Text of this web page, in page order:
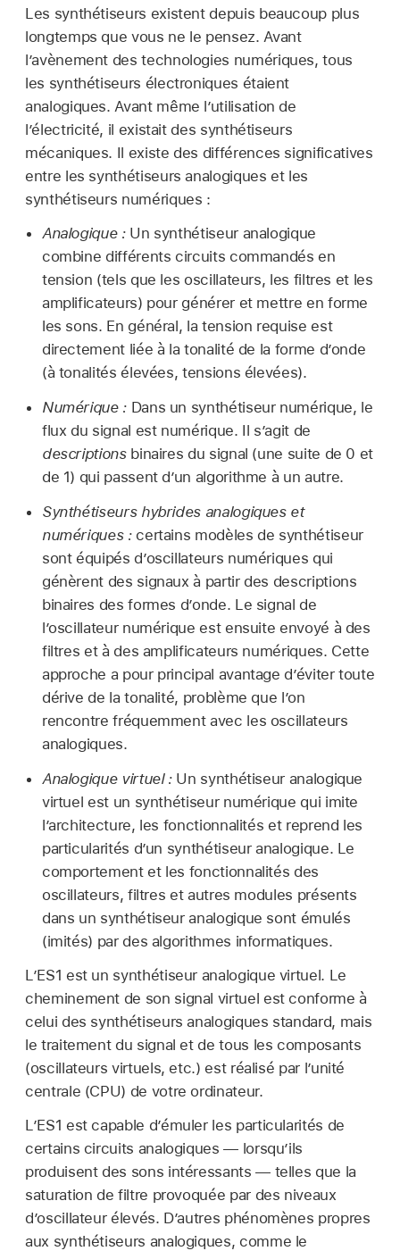
Les synthétiseurs existent depuis beaucoup plus
longtemps que vous ne le pensez. Avant
l’avènement des technologies numériques, tous
les synthétiseurs électroniques étaient
analogiques. Avant même l’utilisation de
l’électricité, il existait des synthétiseurs
mécaniques. Il existe des différences significatives
entre les synthétiseurs analogiques et les
synthétiseurs numériques :
Analogique :Un synthétiseur analogique
combine différents circuits commandés en
tension (tels que les oscillateurs, les filtres et les
amplificateurs) pour générer et mettre en forme
les sons. En général, la tension requise est
directement liée à la tonalité de la forme d’onde
(à tonalités élevées, tensions élevées).
Numérique :Dans un synthétiseur numérique, le
flux du signal est numérique. Il s’agit de
descriptionsbinaires du signal (une suite de 0 et
de 1) qui passent d’un algorithme à un autre.
Synthétiseurs hybrides analogiques et
numériques :certains modèles de synthétiseur
sont équipés d’oscillateurs numériques qui
génèrent des signaux à partir des descriptions
binaires des formes d’onde. Le signal de
l’oscillateur numérique est ensuite envoyé à des
filtres et à des amplificateurs numériques. Cette
approche a pour principal avantage d’éviter toute
dérive de la tonalité, problème que l’on
rencontre fréquemment avec les oscillateurs
analogiques.
Analogique virtuel :Un synthétiseur analogique
virtuel est un synthétiseur numérique qui imite
l’architecture, les fonctionnalités et reprend les
particularités d’un synthétiseur analogique. Le
comportement et les fonctionnalités des
oscillateurs, filtres et autres modules présents
dans un synthétiseur analogique sont émulés
(imités) par des algorithmes informatiques.
L’ES1 est un synthétiseur analogique virtuel. Le
cheminement de son signal virtuel est conforme à
celui des synthétiseurs analogiques standard, mais
le traitement du signal et de tous les composants
(oscillateurs virtuels, etc.) est réalisé par l’unité
centrale (CPU) de votre ordinateur.
L’ES1 est capable d’émuler les particularités de
certains circuits analogiques — lorsqu’ils
produisent des sons intéressants — telles que la
saturation de filtre provoquée par des niveaux
d’oscillateur élevés. D’autres phénomènes propres
aux synthétiseurs analogiques, comme le